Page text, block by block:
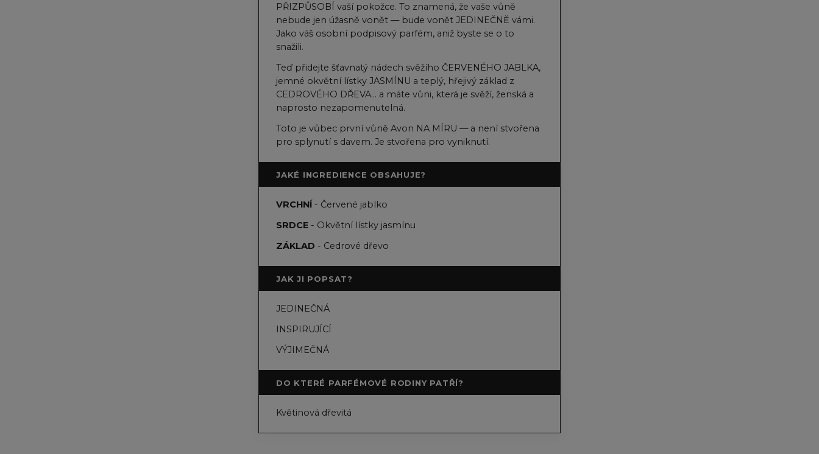
PŘIZPŮSOBÍ vaší pokožce. To znamená, že vaše vůně
nebude jen úžasně vonět — bude vonět JEDINEČNĚ vámi.
Jako váš osobní podpisový parfém, aniž byste se o to
snažili.
Teď přidejte šťavnatý nádech svěžího ČERVENÉHO JABLKA,
jemné okvětní lístky JASMÍNU a teplý, hřejivý základ z
CEDROVÉHO DŘEVA... a máte vůni, která je svěží, ženská a
naprosto nezapomenutelná.
Toto je vůbec první vůně Avon NA MÍRU — a není stvořena
pro splynutí s davem. Je stvořena pro vyniknutí.
JAKÉ INGREDIENCE OBSAHUJE?
VRCHNÍ - Červené jablko
SRDCE - Okvětní lístky jasmínu
ZÁKLAD - Cedrové dřevo
JAK JI POPSAT?
JEDINEČNÁ
INSPIRUJÍCÍ
VÝJIMEČNÁ
DO KTERÉ PARFÉMOVÉ RODINY PATŘÍ?
Květinová dřevitá